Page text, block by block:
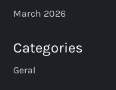
March 2026
Categories
Geral